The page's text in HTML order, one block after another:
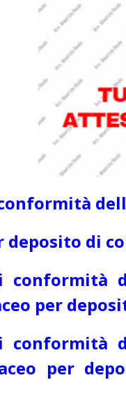
deposito di
conformità
per
conformità
per